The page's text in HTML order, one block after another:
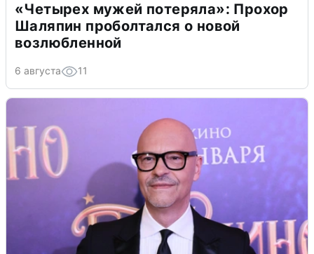
«Четырех мужей потеряла»: Прохор
Шаляпин проболтался о новой
возлюбленной
6 августа 11